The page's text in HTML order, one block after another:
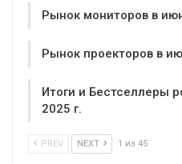
Рынок мониторов в
Рынок проекторов в
Итоги и Бестселлеры
2025 г.
PREV NEXT 1 из 45